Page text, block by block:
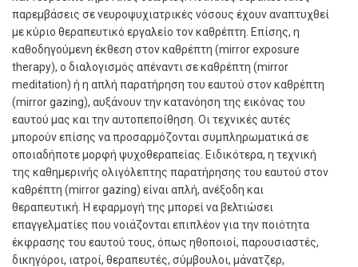
παρεµβάσεις σε νευροψυχιατρικές νόσους έχουν αναπτυχθεί
µε κύριο θεραπευτικό εργαλείο τον καθρέπτη. Επίσης, η
καθοδηγούµενη έκθεση στον καθρέπτη (mirror exposure
therapy), ο διαλογισµός απέναντι σε καθρέπτη (mirror
meditation) ή η απλή παρατήρηση του εαυτού στον καθρέπτη
(mirror gazing), αυξάνουν την κατανόηση της εικόνας του
εαυτού µας και την αυτοπεποίθηση. Οι τεχνικές αυτές
µπορούν επίσης να προσαρµόζονται συµπληρωµατικά σε
οποιαδήποτε µορφή ψυχοθεραπείας. Ειδικότερα, η τεχνική
της καθηµερινής ολιγόλεπτης παρατήρησης του εαυτού στον
καθρέπτη (mirror gazing) είναι απλή, ανέξοδη και
θεραπευτική. Η εφαρµογή της µπορεί να βελτιώσει
επαγγελµατίες που νoιάζονται επιπλέον για την ποιότητα
έκφρασης του εαυτού τους, όπως ηθοποιοί, παρουσιαστές,
δικηγόροι, ιατροί, θεραπευτές, σύµβουλοι, µάνατζερ,